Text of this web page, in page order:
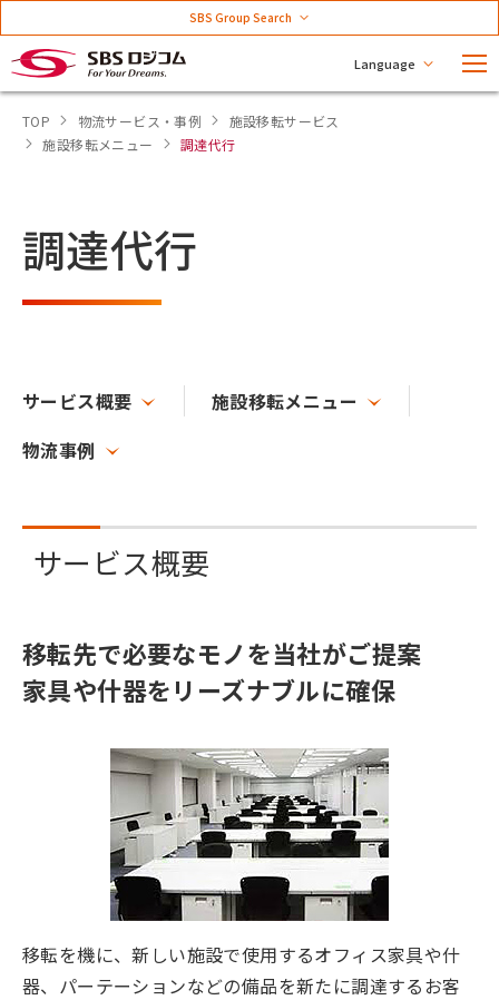
Language
SBS Group Search
TOP 物流サービス・事例
施設移転サービス
施設移転メニュー
調達代行
調達代行
サービス概要
施設移転メニュー
物流事例
サービス概要
移転先で必要なモノを当社がご提案
家具や什器をリーズナブルに確保
移転を機に、新しい施設で使用するオフィス家具や什
器、パーテーションなどの備品を新たに調達するお客